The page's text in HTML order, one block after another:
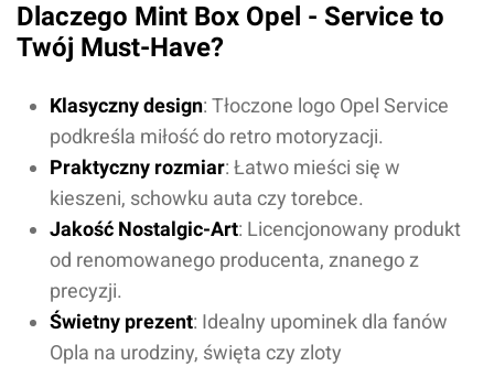
Dlaczego Mint Box Opel - Service to
Twój Must-Have?
Klasyczny design: Tłoczone logo Opel Service
podkreśla miłość do retro motoryzacji.
Praktyczny rozmiar: Łatwo mieści się w
kieszeni, schowku auta czy torebce.
Jakość Nostalgic-Art: Licencjonowany produkt
od renomowanego producenta, znanego z
precyzji.
Świetny prezent: Idealny upominek dla fanów
Opla na urodziny, święta czy zloty